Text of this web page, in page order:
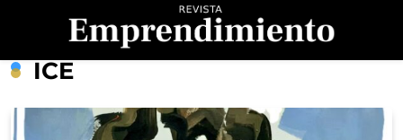
Revista
Emprendimiento
ICE